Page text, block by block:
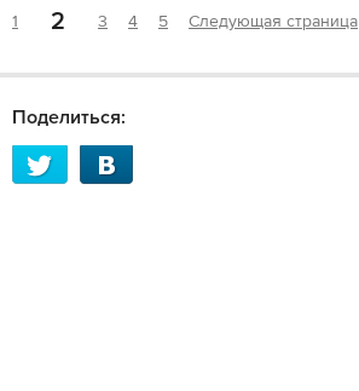
1 2 3 4 5 Следующая страница
Поделиться: